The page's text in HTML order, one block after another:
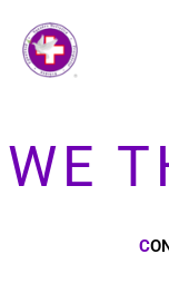
content
WE
C